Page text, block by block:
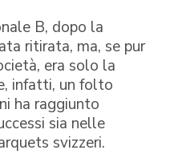
B, dopo la
ritirata, ma, se pur
era solo la
infatti, un folto
ha raggiunto
sia nelle
svizzeri.